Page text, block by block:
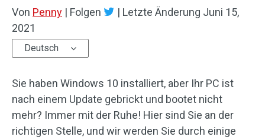
Von Penny | Folgen | Letzte Änderung Juni 15,
2021
Deutsch
Sie haben Windows 10 installiert, aber Ihr PC ist
nach einem Update gebrickt und bootet nicht
mehr? Immer mit der Ruhe! Hier sind Sie an der
richtigen Stelle, und wir werden Sie durch einige